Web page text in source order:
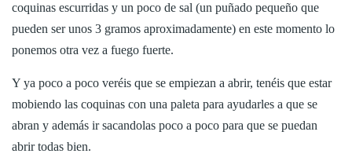
coquinas escurridas y un poco de sal (un puñado pequeño que
pueden ser unos 3 gramos aproximadamente) en este momento lo
ponemos otra vez a fuego fuerte.
Y ya poco a poco veréis que se empiezan a abrir, tenéis que estar
mobiendo las coquinas con una paleta para ayudarles a que se
abran y además ir sacandolas poco a poco para que se puedan
abrir todas bien.